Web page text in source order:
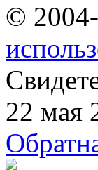
©
22 мая